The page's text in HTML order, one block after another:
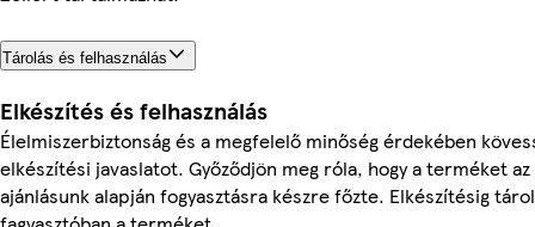
Tárolás és felhasználás
Elkészítés és felhasználás
Élelmiszerbiztonság és a megfelelő minőség érdekében
elkészítési javaslatot. Győződjön meg róla, hogy a terméket az
ajánlásunk alapján fogyasztásra készre főzte. Elkészítésig